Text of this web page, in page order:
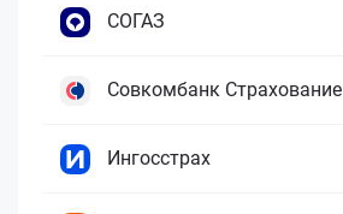
СОГАЗ
Совкомбанк Страхование
Ингосстрах